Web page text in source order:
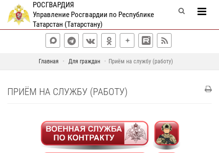
РОСГВАРДИЯ
Управление Росгвардии по Республике
Татарстан (Татарстану)
Главная Для граждан Приём на службу (работу)
ПРИЁМ НА СЛУЖБУ (РАБОТУ)